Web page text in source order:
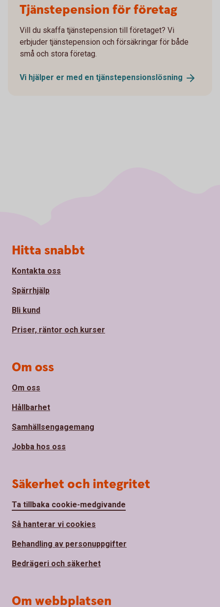
Tjänstepension för företag
Vill du skaffa tjänstepension till företaget? Vi
erbjuder tjänstepension och försäkringar för både
små och stora företag.
Vi hjälper er med en tjänstepensionslösning
Sidfot
Hitta snabbt
Kontakta oss
Spärrhjälp
Bli kund
Priser, räntor och kurser
Om oss
Om oss
Hållbarhet
Samhällsengagemang
Jobba hos oss
Säkerhet och integritet
Ta tillbaka cookie-medgivande
Så hanterar vi cookies
Behandling av personuppgifter
Bedrägeri och säkerhet
Om webbplatsen